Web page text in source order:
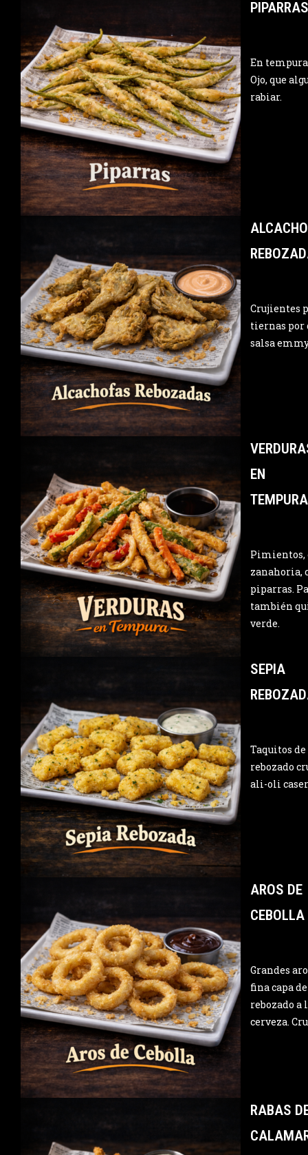
PIPARRAS
En
Ojo, que
rabiar.
Crujientes
tiernas por
salsa
EN
TEMPURA
Pimientos,
zanahoria,
piparras.
también
verde.
SEPIA
Taquitos
rebozado
ali-oli
AROS DE
CEBOLLA
Grandes
fina capa de
rebozado a
cerveza.
RABAS